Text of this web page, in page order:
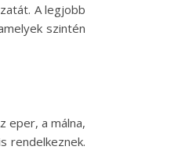
A legjobb
szintén
eper, a málna,
rendelkeznek.